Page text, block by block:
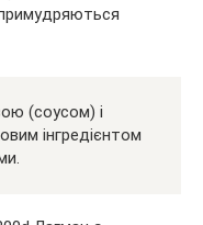
(соусом) і
інгредієнтом